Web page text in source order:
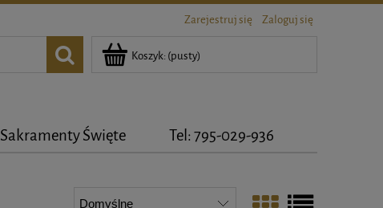
Zarejestruj się Zaloguj się
Koszyk: (pusty)
Sakramenty Święte Tel: 795-029-936